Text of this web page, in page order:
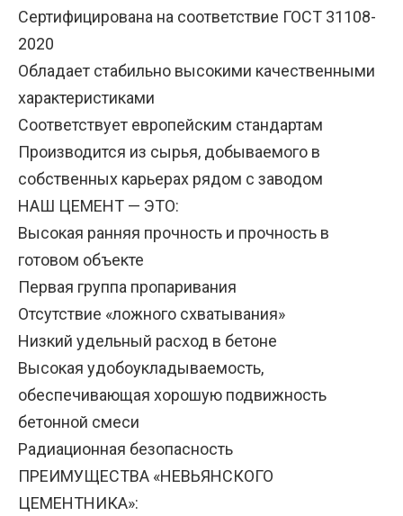
Сертифицирована на соответствие ГОСТ 31108-
2020
Обладает стабильно высокими качественными
характеристиками
Соответствует европейским стандартам
Производится из сырья, добываемого в
собственных карьерах рядом с заводом
НАШ ЦЕМЕНТ — ЭТО:
Высокая ранняя прочность и прочность в
готовом объекте
Первая группа пропаривания
Отсутствие «ложного схватывания»
Низкий удельный расход в бетоне
Высокая удобоукладываемость,
обеспечивающая хорошую подвижность
бетонной смеси
Радиационная безопасность
ПРЕИМУЩЕСТВА «НЕВЬЯНСКОГО
ЦЕМЕНТНИКА»: